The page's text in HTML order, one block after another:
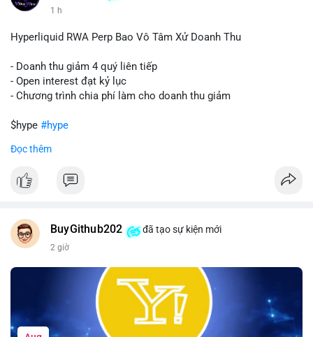
sàn tập trung, áp lực bán tiềm năng sẽ gia tăng. Ngược lại, nếu
củng cố niềm tin cho xu hướng tăng.
Lời khuyên:
Nhà đầu tư nên theo dõi sát dòng tiền tiếp theo từ địa chỉ này.
Nếu BTC được nạp thêm lên sàn, cần thận trọng với nhịp điều
nắm giữ vị thế hiện tại.
#60btc #dongtiencavoi
1 h
Hyperliquid RWA Perp Bao Vô Tâm Xử Doanh Thu
- Doanh thu giảm 4 quý liên tiếp
- Open interest đạt kỷ lục
- Chương trình chia phí làm cho doanh thu giảm
$hype #hype
#vlikevn
📰 Nguồn: CoinDesk
Đọc thêm
BuyGithub202 đã tạo sự kiện mới
2 giờ